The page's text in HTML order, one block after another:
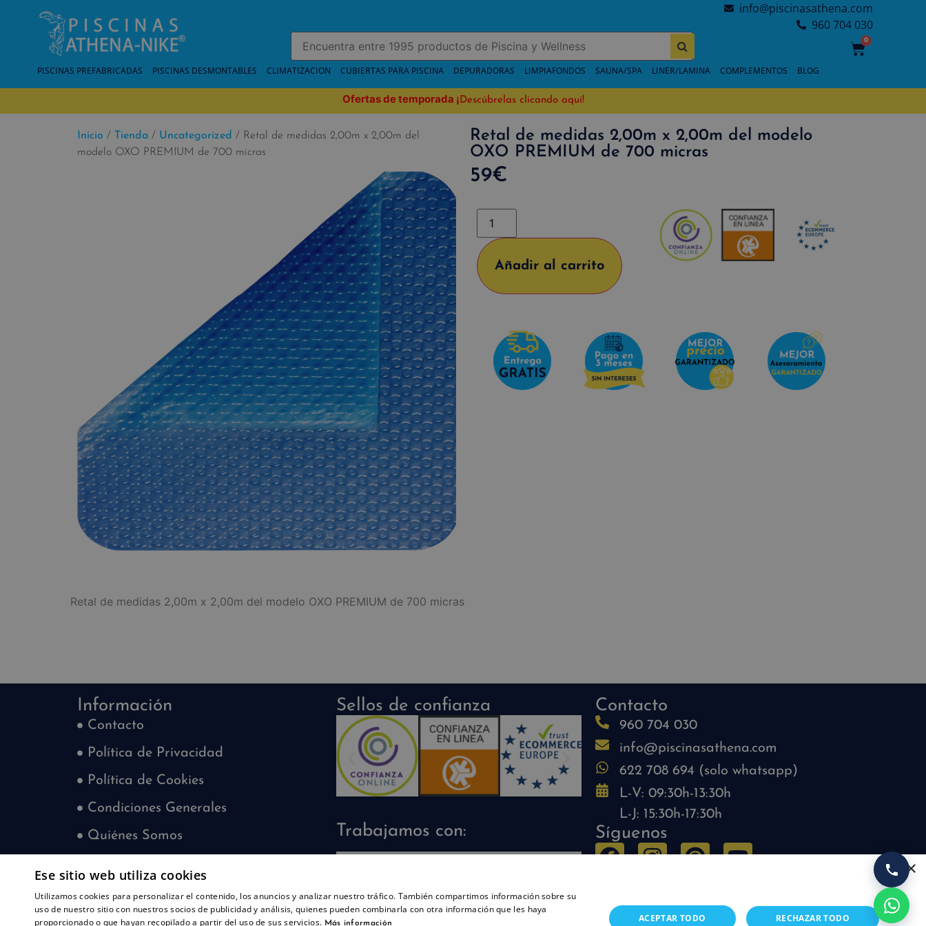
info@piscinasathena.com
960 704 030
0
PISCINAS PREFABRICADAS PISCINAS DESMONTABLES CLIMATIZACION CUBIERTAS PARA PISCINA DEPURADORAS LIMPIAFONDOS SAUNA/SPA LINER/LAMINA COMPLEMENTOS BLOG
Ofertas de temporada ¡ Descúbrelas clicando aquí!
Inicio / Tienda / Uncategorized / Retal de medidas 2,00m x 2,00m del
modelo OXO PREMIUM de 700 micras
Retal de medidas 2,00m x 2,00m del modelo
OXO PREMIUM de 700 micras
59€
Añadir al carrito
Retal de medidas 2,00m x 2,00m del modelo OXO PREMIUM de 700 micras
Información
Contacto
Política de Privacidad
Política de Cookies
Condiciones Generales
Quiénes Somos
¿Quieres trabajar con nosotros?
Sellos de confianza
Trabajamos con:
Contacto
960 704 030
info@piscinasathena.com
622 708 694 (solo whatsapp)
L-V: 09:30h-13:30h
L-J: 15:30h-17:30h
Síguenos
×
Ese sitio web utiliza cookies
Utilizamos cookies para personalizar el contenido, los anuncios y analizar nuestro tráfico. También compartimos información sobre su
uso de nuestro sitio con nuestros socios de publicidad y análisis, quienes pueden combinarla con otra información que les haya
proporcionado o que hayan recopilado a partir del uso de sus servicios. Más información ACEPTAR TODO RECHAZAR TODO